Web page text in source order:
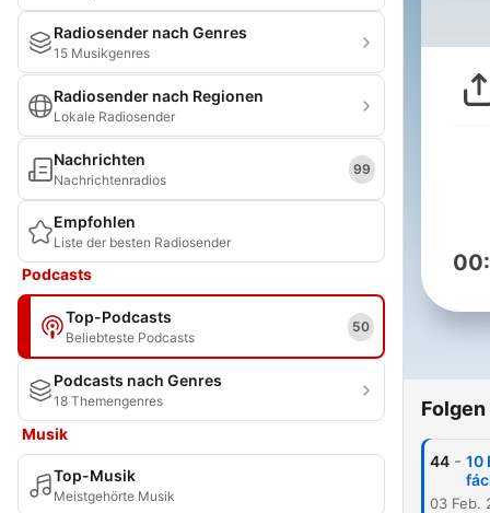
Radiosender nach Genres
15 Musikgenres
Radiosender nach Regionen
Lokale Radiosender
Nachrichten
Nachrichtenradios
99
Empfohlen
Liste der besten Radiosender
Podcasts
Top-Podcasts
Beliebteste Podcasts
50
Podcasts nach Genres
18 Themengenres
Musik
Top-Musik
Meistgehörte Musik
Folgen
44 - 10
03 Feb.